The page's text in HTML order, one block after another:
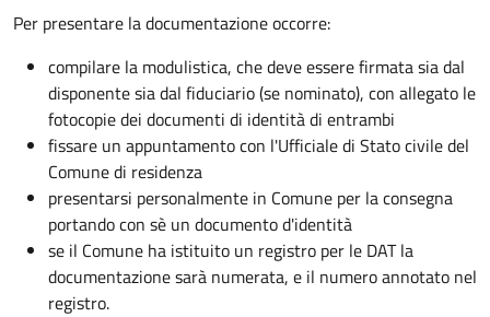
Per presentare la documentazione occorre:
compilare la modulistica, che deve essere firmata sia dal
disponente sia dal fiduciario (se nominato), con allegato le
fotocopie dei documenti di identità di entrambi
fissare un appuntamento con l'Ufficiale di Stato civile del
Comune di residenza
presentarsi personalmente in Comune per la consegna
portando con sè un documento d'identità
se il Comune ha istituito un registro per le DAT la
documentazione sarà numerata, e il numero annotato nel
registro.